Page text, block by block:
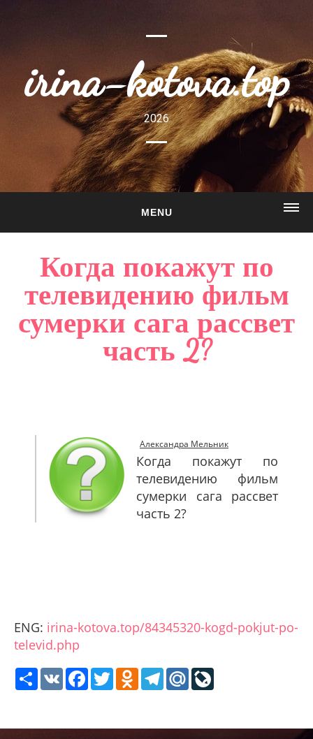
irina-kotova.top
2026
MENU
О САЙТЕ
ГАЛЕРЕЯ
САЙТМАП
Когда покажут по
телевидению фильм
сумерки сага рассвет
часть 2?
Александра Мельник
Когда покажут по
телевидению фильм
сумерки сага рассвет
часть 2?
ENG: irina-kotova.top/84345320-kogd-pokjut-po-
televid.php
ShareVK Facebook
TwitterOdnoklassniki
Telegram
Mail.Ru